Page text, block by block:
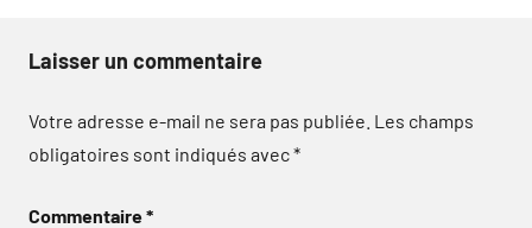
Laisser un commentaire
Votre adresse e-mail ne sera pas publiée. Les champs
obligatoires sont indiqués avec*
Commentaire*